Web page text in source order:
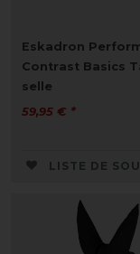
Eskadron
Contrast Basics
selle
59,95 € *
LISTE DE